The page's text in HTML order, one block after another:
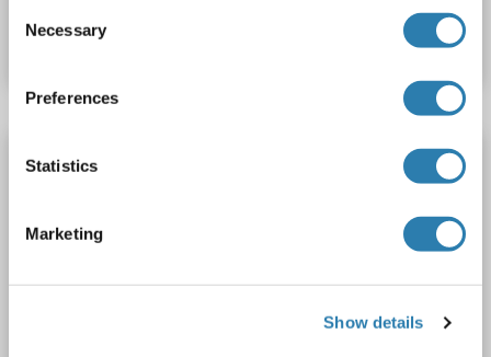
Selection
Necessary
Preferences
Statistics
Marketing
Show details
Datenblatt
PRSS2 ELISA Kit
Sandwich ELISA
Plasma, Serum
Produktnummer ABIN5658173
Details